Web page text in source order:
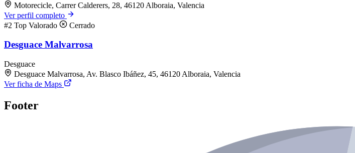
Motorecicle, Carrer Calderers, 28, 46120 Alboraia, Valencia
Ver perfil completo
#2 Top Valorado Cerrado
Desguace Malvarrosa
Desguace
Desguace Malvarrosa, Av. Blasco Ibáñez, 45, 46120 Alboraia, Valencia
Ver ficha de Maps
Footer